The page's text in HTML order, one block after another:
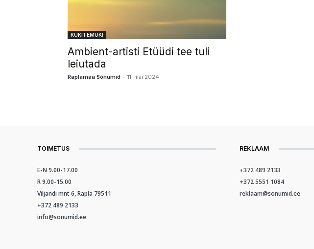
KUKITEMUKI
Ambient-artisti Etüüdi tee tuli
leiutada
Raplamaa Sõnumid - 11. mai 2024
TOIMETUS
E-N 9.00-17.00
R 9.00-15.00
Viljandi mnt 6, Rapla 79511
+372 489 2133
info@sonumid.ee
REKLAAM
+372 489 2133
+372 5551 1084
reklaam@sonumid.ee